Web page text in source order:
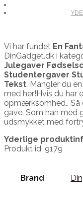
Vi har fundet En
DinGadget.dk i
Julegaver
Studentergaver
Tekst. Mangler du
med her!Hvis du har
opmærksomhed., Så
gave. Som han med
udsmykket med
Yderlige
Produkt id. 9179
Brand